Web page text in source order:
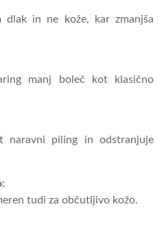
dlak in ne kože, kar zmanjša
manj boleč kot klasično
naravni piling in odstranjuje
tudi za občutljivo kožo.